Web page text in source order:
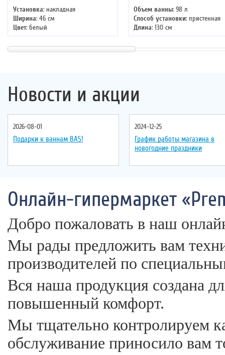
Установка: накладная
Ширина: 46 см
Цвет: белый
Форма: круглая
Материал: санфаянс
Объем ванны: 98 л
Способ установки: пристенная
Длина: 130 см
Ширина: 70 см
Цвет
Форма
Новости и акции
2026-08-01
Подарки к ваннам BAS!
2024-12-25
График работы магазина в
новогодние праздники
Онлайн-гипермаркет
Добро пожаловать в наш
Мы рады предложить вам
производителей по
Вся наша продукция создана
повышенный комфорт.
Мы тщательно контролируем
обслуживание приносило вам